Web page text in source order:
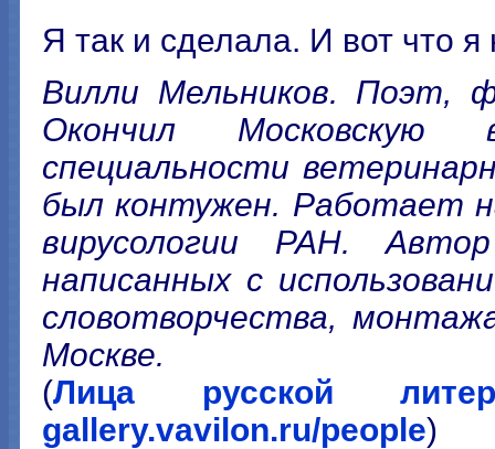
Я так и сделала. И вот что
Вилли Мельников. Поэт,
Окончил Московскую
специальности
был контужен. Работает
вирусологии РАН.
написанных с
словотворчества,
Москве.
(Лица русской
gallery.vavilon.ru/people)